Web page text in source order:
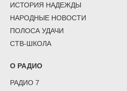
ИСТОРИЯ НАДЕЖДЫ
НАРОДНЫЕ НОВОСТИ
ПОЛОСА УДАЧИ
СТВ-ШКОЛА
О РАДИО
РАДИО 7